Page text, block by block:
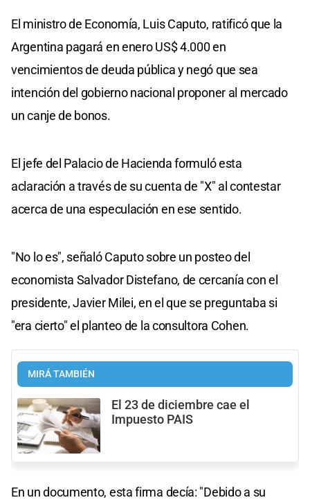
El ministro de Economía, Luis Caputo, ratificó que la
Argentina pagará en enero US$ 4.000 en
vencimientos de deuda pública y negó que sea
intención del gobierno nacional proponer al mercado
un canje de bonos.
El jefe del Palacio de Hacienda formuló esta
aclaración a través de su cuenta de "X" al contestar
acerca de una especulación en ese sentido.
"No lo es", señaló Caputo sobre un posteo del
economista Salvador Distefano, de cercanía con el
presidente, Javier Milei, en el que se preguntaba si
"era cierto" el planteo de la consultora Cohen.
MIRÁ TAMBIÉN
El 23 de diciembre cae el
Impuesto PAIS
En un documento, esta firma decía: "Debido a su